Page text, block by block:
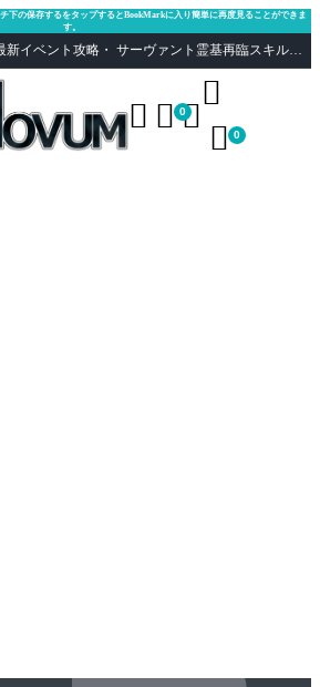
下の保存するをタップするとBookMarkに入り簡単に再度見ることができま
す。
FGOまとめニュース速報・最新イベント攻略・ サーヴァント霊基再臨スキル性能評価まとめ Fate/Grand Order
  0

 0